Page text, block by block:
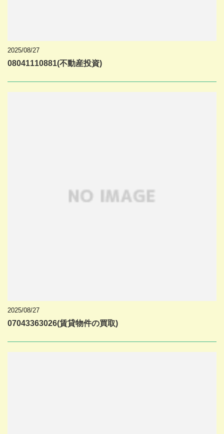
2025/08/27
08041110881(不動産投資)
2025/08/27
07043363026(賃貸物件の買取)